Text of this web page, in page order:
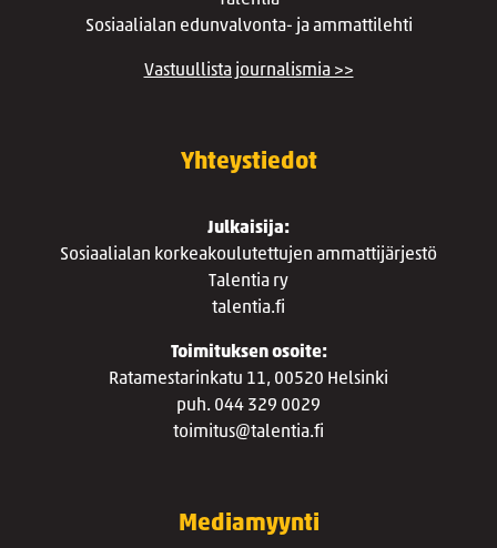
Sosiaalialan edunvalvonta- ja ammattilehti
Vastuullista journalismia >>
Yhteystiedot
Julkaisija:
Sosiaalialan korkeakoulutettujen ammattijärjestö
Talentia ry
talentia.fi
Toimituksen osoite:
Ratamestarinkatu 11, 00520 Helsinki
puh. 044 329 0029
toimitus@talentia.fi
Mediamyynti